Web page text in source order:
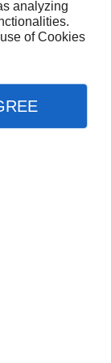
vert
un beau
analyzing
of Cookies